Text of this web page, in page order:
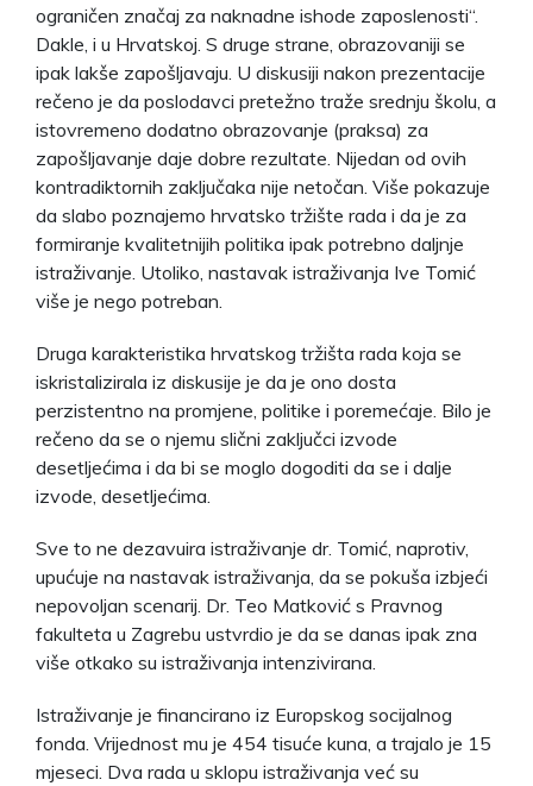
ograničen značaj za naknadne ishode zaposlenosti“.
Dakle, i u Hrvatskoj. S druge strane, obrazovaniji se
ipak lakše zapošljavaju. U diskusiji nakon prezentacije
rečeno je da poslodavci pretežno traže srednju školu, a
istovremeno dodatno obrazovanje (praksa) za
zapošljavanje daje dobre rezultate. Nijedan od ovih
kontradiktornih zaključaka nije netočan. Više pokazuje
da slabo poznajemo hrvatsko tržište rada i da je za
formiranje kvalitetnijih politika ipak potrebno daljnje
istraživanje. Utoliko, nastavak istraživanja Ive Tomić
više je nego potreban.
Druga karakteristika hrvatskog tržišta rada koja se
iskristalizirala iz diskusije je da je ono dosta
perzistentno na promjene, politike i poremećaje. Bilo je
rečeno da se o njemu slični zaključci izvode
desetljećima i da bi se moglo dogoditi da se i dalje
izvode, desetljećima.
Sve to ne dezavuira istraživanje dr. Tomić, naprotiv,
upućuje na nastavak istraživanja, da se pokuša izbjeći
nepovoljan scenarij. Dr. Teo Matković s Pravnog
fakulteta u Zagrebu ustvrdio je da se danas ipak zna
više otkako su istraživanja intenzivirana.
Istraživanje je financirano iz Europskog socijalnog
fonda. Vrijednost mu je 454 tisuće kuna, a trajalo je 15
mjeseci. Dva rada u sklopu istraživanja već su